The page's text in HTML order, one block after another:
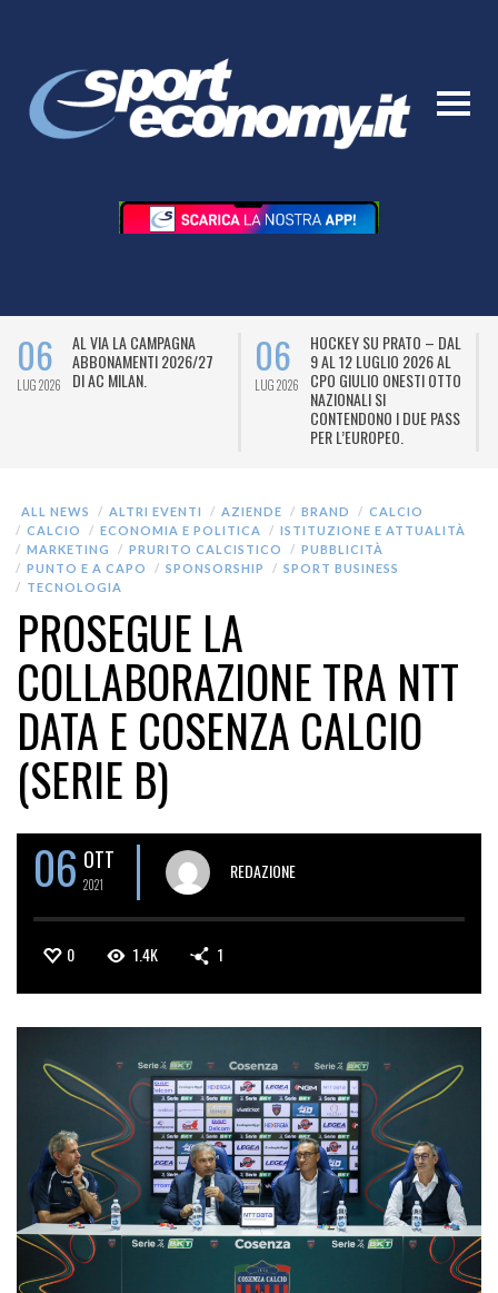
06
LUG 2026
AL VIA LA CAMPAGNA
ABBONAMENTI 2026/27
DI AC MILAN.
06
LUG 2026
HOCKEY SU PRATO – DAL
9 AL 12 LUGLIO 2026 AL
CPO GIULIO ONESTI OTTO
NAZIONALI SI
CONTENDONO I DUE PASS
PER L’EUROPEO.
ALL NEWS ALTRI EVENTI AZIENDE BRAND
CALCIO
CALCIO
ECONOMIA E POLITICA
ISTITUZIONE E ATTUALITÀ
MARKETING
PRURITO CALCISTICO
PUBBLICITÀ
PUNTO E A CAPO
SPONSORSHIP
SPORT BUSINESS
TECNOLOGIA
PROSEGUE LA
COLLABORAZIONE TRA NTT
DATA E COSENZA CALCIO
(SERIE B)
06 OTT
2021
REDAZIONE
0 1.4K 1